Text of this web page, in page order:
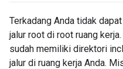
Terkadang Anda tidak
jalur root di root ruang
sudah memiliki direktori
jalur di ruang kerja Anda.